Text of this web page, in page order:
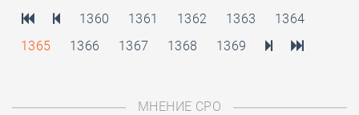
1360 1361 1362 1363
1364
1365
1366 1367 1368 1369
МНЕНИЕ СРО